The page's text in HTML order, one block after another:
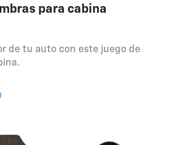
para cabina
de tu auto con este juego de